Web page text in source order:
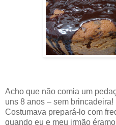
Acho que não comia um
uns 8 anos – sem brincadeira!
Costumava prepará-lo com
quando eu e meu irmão